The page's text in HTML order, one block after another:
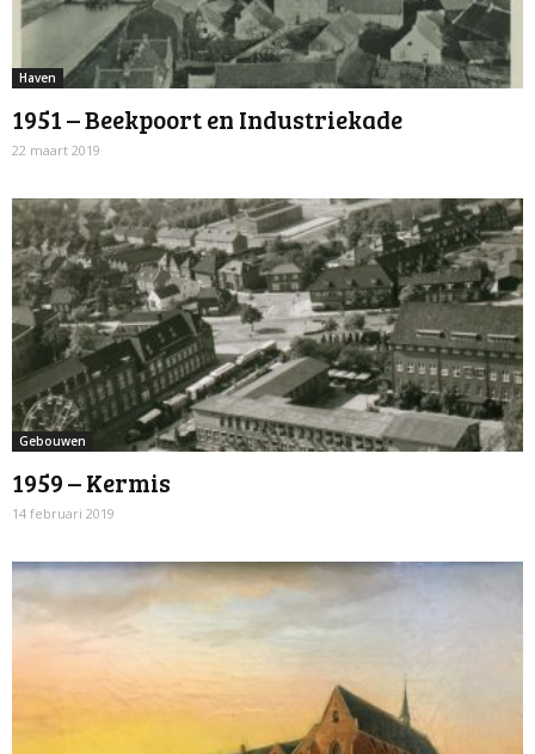
Haven
1951 – Beekpoort en Industriekade
22 maart 2019
Gebouwen
1959 – Kermis
14 februari 2019